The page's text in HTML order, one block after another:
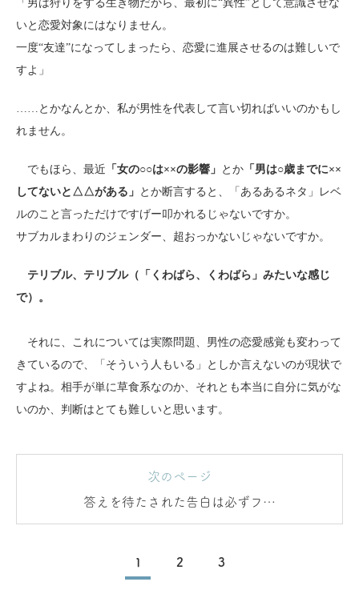
「男は狩りをする生き物だから、最初に“異性”として意識させな
いと恋愛対象にはなりません。
一度“友達”になってしまったら、恋愛に進展させるのは難しいで
すよ」
……とかなんとか、私が男性を代表して言い切ればいいのかもし
れません。
でもほら、最近 「女の○○は××の影響」 とか 「男は○歳までに××
してないと△△がある」 とか断言すると、「あるあるネタ」レベ
ルのこと言っただけですげー叩かれるじゃないですか。
サブカルまわりのジェンダー、超おっかないじゃないですか。
テリブル、テリブル（「くわばら、くわばら」みたいな感じ
で）。
それに、これについては実際問題、男性の恋愛感覚も変わって
きているので、「そういう人もいる」としか言えないのが現状で
すよね。相手が単に草食系なのか、それとも本当に自分に気がな
いのか、判断はとても難しいと思います。
次のページ
答えを待たされた告白は必ずフェ
ードアウトする！
1 2 3